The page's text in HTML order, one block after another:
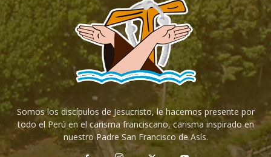
Somos los discípulos de Jesucristo, le hacemos presente por
todo el Perú en el carisma franciscano, carisma inspirado en
nuestro Padre San Francisco de Asís.